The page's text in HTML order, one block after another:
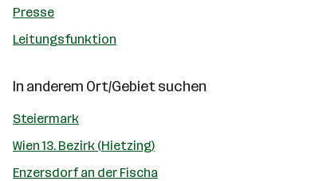
Presse
Leitungsfunktion
In anderem Ort/Gebiet suchen
Steiermark
Wien 13. Bezirk (Hietzing)
Enzersdorf an der Fischa